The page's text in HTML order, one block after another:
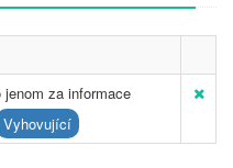
za informace
Vyhovující